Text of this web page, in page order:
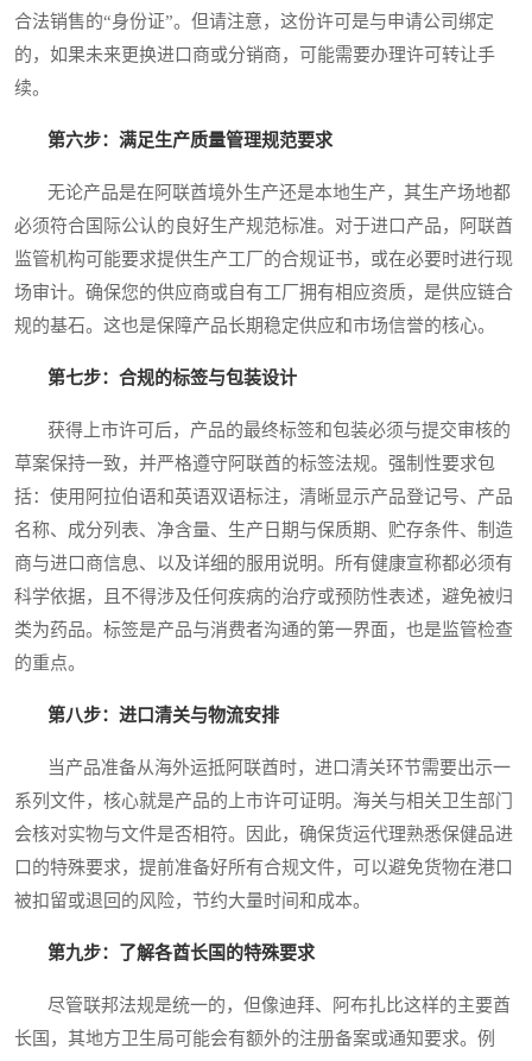
合法销售的“身份证”。但请注意，这份许可是与申请公司绑定
的，如果未来更换进口商或分销商，可能需要办理许可转让手
续。
第六步：满足生产质量管理规范要求
无论产品是在阿联酋境外生产还是本地生产，其生产场地都
必须符合国际公认的良好生产规范标准。对于进口产品，阿联酋
监管机构可能要求提供生产工厂的合规证书，或在必要时进行现
场审计。确保您的供应商或自有工厂拥有相应资质，是供应链合
规的基石。这也是保障产品长期稳定供应和市场信誉的核心。
第七步：合规的标签与包装设计
获得上市许可后，产品的最终标签和包装必须与提交审核的
草案保持一致，并严格遵守阿联酋的标签法规。强制性要求包
括：使用阿拉伯语和英语双语标注，清晰显示产品登记号、产品
名称、成分列表、净含量、生产日期与保质期、贮存条件、制造
商与进口商信息、以及详细的服用说明。所有健康宣称都必须有
科学依据，且不得涉及任何疾病的治疗或预防性表述，避免被归
类为药品。标签是产品与消费者沟通的第一界面，也是监管检查
的重点。
第八步：进口清关与物流安排
当产品准备从海外运抵阿联酋时，进口清关环节需要出示一
系列文件，核心就是产品的上市许可证明。海关与相关卫生部门
会核对实物与文件是否相符。因此，确保货运代理熟悉保健品进
口的特殊要求，提前准备好所有合规文件，可以避免货物在港口
被扣留或退回的风险，节约大量时间和成本。
第九步：了解各酋长国的特殊要求
尽管联邦法规是统一的，但像迪拜、阿布扎比这样的主要酋
长国，其地方卫生局可能会有额外的注册备案或通知要求。例